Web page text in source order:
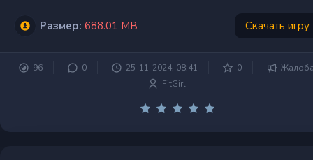
Размер: 688.01 MB Скачать игру
96 0 25-11-2024, 08:41 0
FitGirl